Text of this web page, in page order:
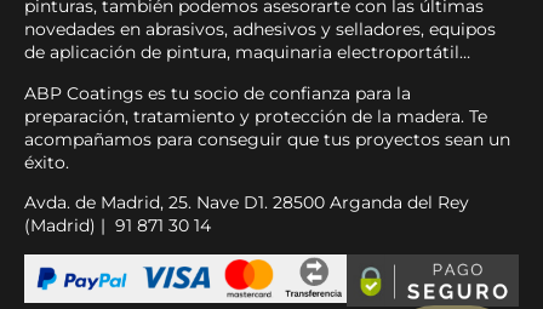
pinturas, también podemos asesorarte con las últimas
novedades en abrasivos, adhesivos y selladores, equipos
de aplicación de pintura, maquinaria electroportátil…
ABP Coatings es tu socio de confianza para la
preparación, tratamiento y protección de la madera. Te
acompañamos para conseguir que tus proyectos sean un
éxito.
Avda. de Madrid, 25. Nave D1. 28500 Arganda del Rey
(Madrid) | 91 871 30 14